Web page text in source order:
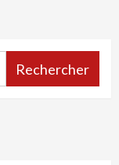
Rechercher